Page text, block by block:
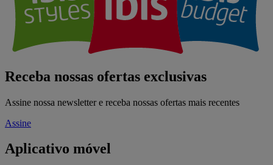
Receba nossas ofertas exclusivas
Assine nossa newsletter e receba nossas ofertas mais recentes
Assine
Aplicativo móvel